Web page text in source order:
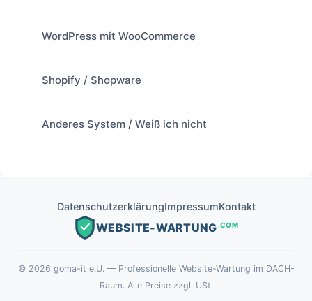
WordPress mit WooCommerce
Shopify / Shopware
Anderes System / Weiß ich nicht
DatenschutzerklärungImpressumKontakt
WEBSITE-WARTUNG .COM
© 2026 goma-it e.U. — Professionelle Website-Wartung im DACH-
Raum. Alle Preise zzgl. USt.